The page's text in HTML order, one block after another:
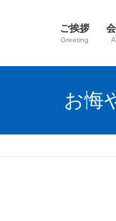
ご挨拶
Greeting
お悔